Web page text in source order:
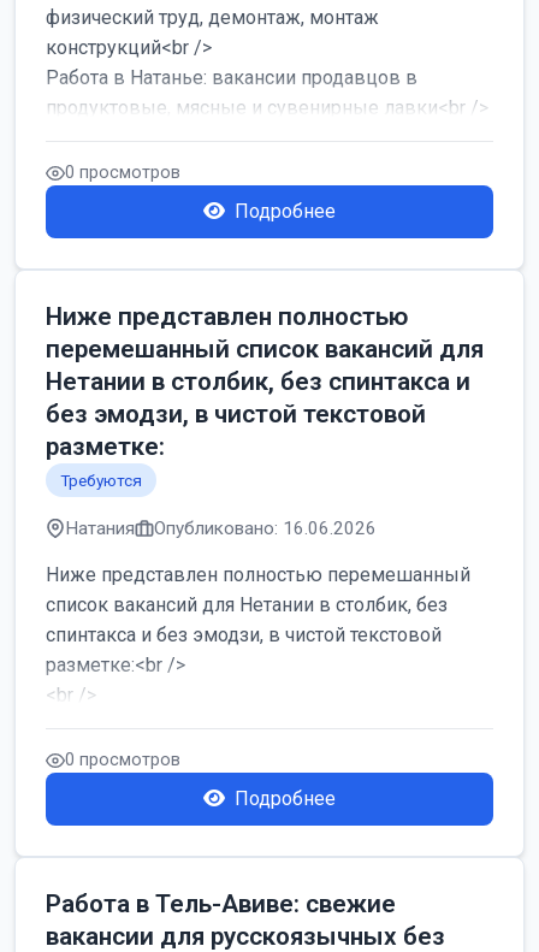
физический труд, демонтаж, монтаж
конструкций<br />
Работа в Натанье: вакансии продавцов в
продуктовые, мясные и сувенирные лавки<br />
Разнорабочий на сборку м...
0 просмотров
Подробнее
Ниже представлен полностью
перемешанный список вакансий для
Нетании в столбик, без спинтакса и
без эмодзи, в чистой текстовой
разметке:
Требуются
Натания Опубликовано: 16.06.2026
Ниже представлен полностью перемешанный
список вакансий для Нетании в столбик, без
спинтакса и без эмодзи, в чистой текстовой
разметке:<br />
<br />
Работа в Нетании на мебельном производстве:
требу...
0 просмотров
Подробнее
Работа в Тель-Авиве: свежие
вакансии для русскоязычных без